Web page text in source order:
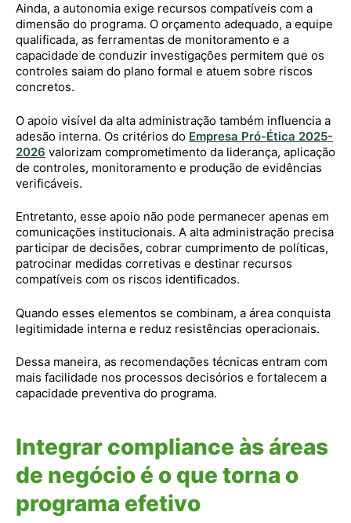
Ainda, a autonomia exige recursos compatíveis com a
dimensão do programa. O orçamento adequado, a equipe
qualificada, as ferramentas de monitoramento e a
capacidade de conduzir investigações permitem que os
controles saiam do plano formal e atuem sobre riscos
concretos.
O apoio visível da alta administração também influencia a
adesão interna. Os critérios do Empresa Pró-Ética 2025-
2026 valorizam comprometimento da liderança, aplicação
de controles, monitoramento e produção de evidências
verificáveis.
Entretanto, esse apoio não pode permanecer apenas em
comunicações institucionais. A alta administração precisa
participar de decisões, cobrar cumprimento de políticas,
patrocinar medidas corretivas e destinar recursos
compatíveis com os riscos identificados.
Quando esses elementos se combinam, a área conquista
legitimidade interna e reduz resistências operacionais.
Dessa maneira, as recomendações técnicas entram com
mais facilidade nos processos decisórios e fortalecem a
capacidade preventiva do programa.
Integrar compliance às áreas
de negócio é o que torna o
programa efetivo